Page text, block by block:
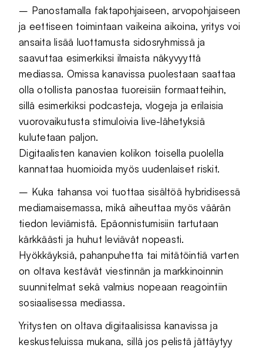
– Panostamalla faktapohjaiseen, arvopohjaiseen
ja eettiseen toimintaan vaikeina aikoina, yritys voi
ansaita lisää luottamusta sidosryhmissä ja
saavuttaa esimerkiksi ilmaista näkyvyyttä
mediassa. Omissa kanavissa puolestaan saattaa
olla otollista panostaa tuoreisiin formaatteihin,
sillä esimerkiksi podcasteja, vlogeja ja erilaisia
vuorovaikutusta stimuloivia live-lähetyksiä
kulutetaan paljon.
Digitaalisten kanavien kolikon toisella puolella
kannattaa huomioida myös uudenlaiset riskit.
– Kuka tahansa voi tuottaa sisältöä hybridisessä
mediamaisemassa, mikä aiheuttaa myös väärän
tiedon leviämistä. Epäonnistumisiin tartutaan
kärkkäästi ja huhut leviävät nopeasti.
Hyökkäyksiä, pahanpuhetta tai mitätöintiä varten
on oltava kestävät viestinnän ja markkinoinnin
suunnitelmat sekä valmius nopeaan reagointiin
sosiaalisessa mediassa.
Yritysten on oltava digitaalisissa kanavissa ja
keskusteluissa mukana, sillä jos pelistä jättäytyy